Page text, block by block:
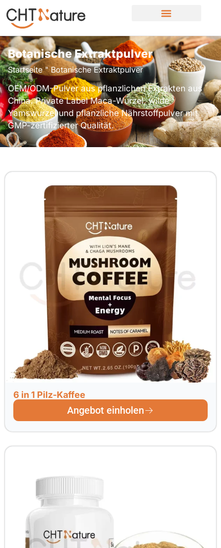
Botanische Extraktpulver
Startseite"Botanische Extraktpulver
OEM/ODM-Pulver aus pflanzlichen Extrakten aus
China. Private Label Maca-Wurzel, wilde
Yamswurzel und pflanzliche Nährstoffpulver mit
GMP-zertifizierter Qualität.
6 in 1 Pilz-Kaffee
Angebot einholen